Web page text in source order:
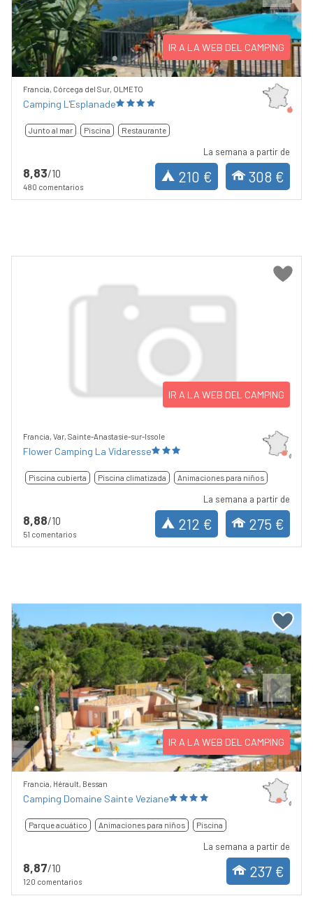
Previous Next
IR A LA WEB DEL CAMPING
Francia, Córcega del Sur, OLMETO
Camping L'Esplanade
Junto al mar Piscina Restaurante
8,83/10
480 comentarios
La semana a partir de
210 € 308 €
IR A LA WEB DEL CAMPING
Francia, Var, Sainte-Anastasie-sur-Issole
Flower Camping La Vidaresse
Piscina cubierta Piscina climatizada Animaciones para niños
8,88/10
51 comentarios
La semana a partir de
212 € 275 €
Previous Next
IR A LA WEB DEL CAMPING
Francia, Hérault, Bessan
Camping Domaine Sainte Veziane
Parque acuático Animaciones para niños Piscina
8,87/10
120 comentarios
La semana a partir de
237 €